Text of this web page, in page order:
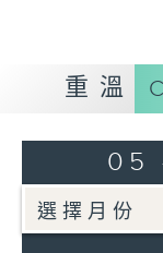
重溫
05